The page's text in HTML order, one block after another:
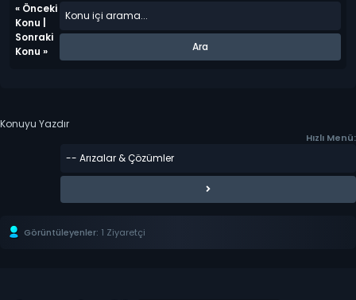
« Önceki
Konu
Sonraki
Konu »
Konuyu Yazdır
Hızlı Menü:
Görüntüleyenler: 1 Ziyaretçi